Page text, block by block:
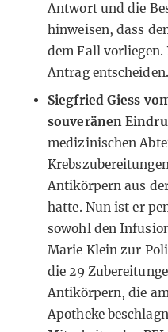
Antwort und die
hinweisen, dass
dem Fall vorliegen.
Antrag entscheiden.
Siegfried Giess
souveränen
medizinischen
Antikörpern aus
hatte. Nun ist er
sowohl den
Marie Klein zur
die 29
Antikörpern, die
Apotheke